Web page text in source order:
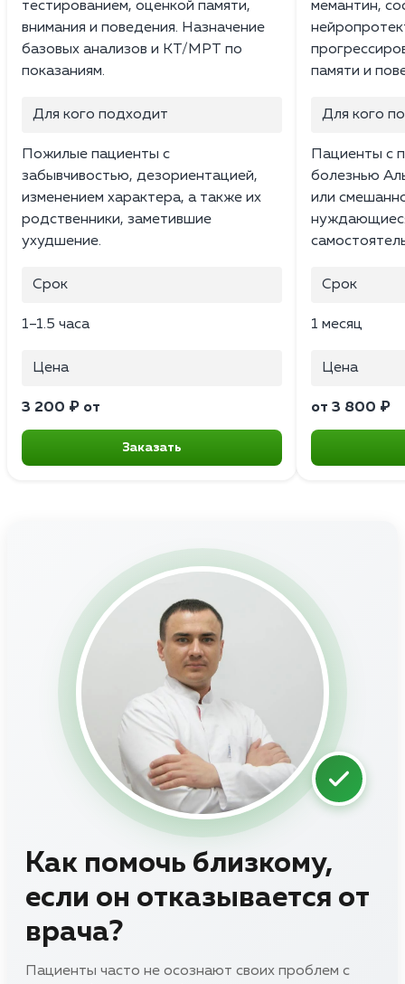
тестированием, оценкой памяти,
внимания и поведения. Назначение
базовых анализов и КТ/МРТ по
показаниям.
Для кого подходит
Пожилые пациенты с
забывчивостью, дезориентацией,
изменением характера, а также их
родственники, заметившие
ухудшение.
Срок
1–1.5 часа
Цена
3 200 ₽ от
Заказать
мемантин,
памяти и
Для кого
Пациенты с
болезнью
или
Срок
1 месяц
Цена
от 3 800 ₽
Как помочь близкому,
если он отказывается от
врача?
Пациенты часто не осознают своих проблем с